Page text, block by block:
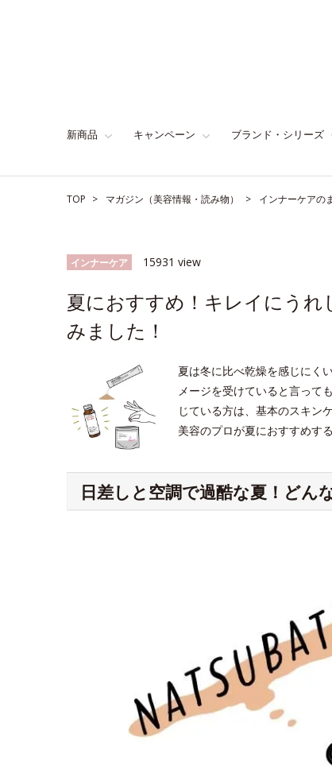
新商品 キャンペーン ブランド・シリーズ
TOP マガジン（美容情報・読み物） インナーケアの
インナーケア 15931 view
夏におすすめ！キレイにう
みました！
夏は冬に比べ乾燥を感じにく
メージを受けていると言って
じている方は、基本のスキン
美容のプロが夏におすすめす
日差しと空調で過酷な夏！どん